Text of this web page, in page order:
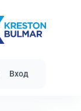
Вход